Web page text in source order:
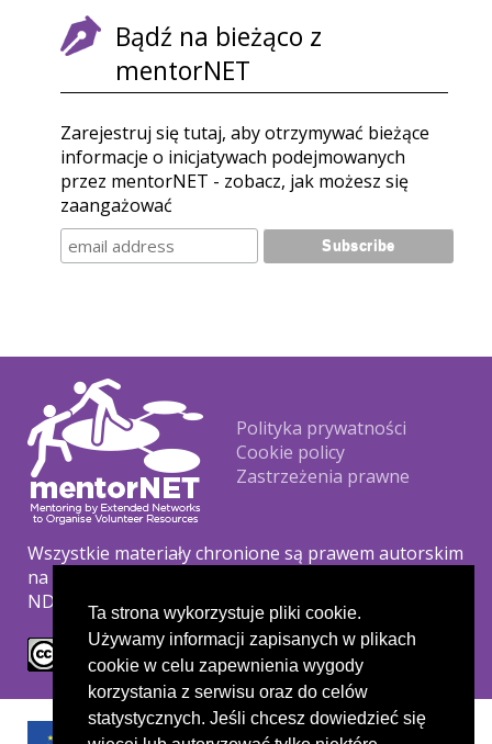
Ta strona wykorzystuje pliki cookie.
Używamy informacji zapisanych w plikach
cookie w celu zapewnienia wygody
korzystania z serwisu oraz do celów
statystycznych. Jeśli chcesz dowiedzieć się
Bądź na bieżąco z
mentorNET
Zarejestruj się tutaj, aby otrzymywać bieżące
informacje o inicjatywach podejmowanych
przez mentorNET - zobacz, jak możesz się
zaangażować
Footer
Polityka prywatności
Cookie policy
Zastrzeżenia prawne
Wszystkie materiały chronione są prawem autorskim
na podstawie licencji Creative Commons CC BY-NC-
ND.